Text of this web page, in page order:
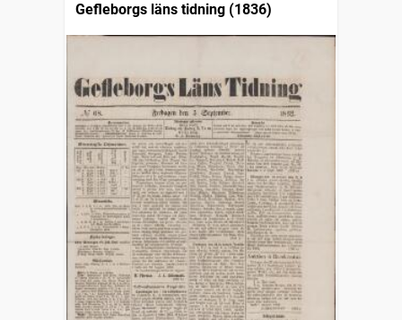
Gefleborgs läns tidning (1836)